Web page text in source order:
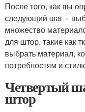
После того, как вы
следующий шаг –
множество
для штор, такие как
выбрать материал,
потребностям и
Четвертый
штор